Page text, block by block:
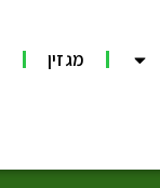
מגזין